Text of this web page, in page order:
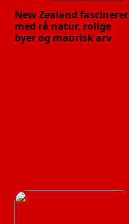
New Zealand fascinerer
med rå natur, rolige
byer og maurisk arv